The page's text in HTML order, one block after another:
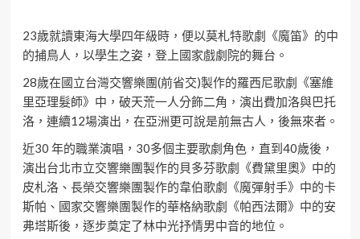
23歲就讀東海大學四年級時，便以莫札特歌劇《魔笛》的中
的捕鳥人，以學生之姿，登上國家戲劇院的舞台。
28歲在國立台灣交響樂團(前省交)製作的羅西尼歌劇《塞維
里亞理髮師》中，破天荒一人分飾二角，演出費加洛與巴托
洛，連續12場演出，在亞洲更可說是前無古人，後無來者。
近30 年的職業演唱，30多個主要歌劇角色，直到40歲後，
演出台北市立交響樂團製作的貝多芬歌劇《費黛里奧》中的
皮札洛、長榮交響樂團製作的韋伯歌劇《魔彈射手》中的卡
斯帕、國家交響樂團製作的華格納歌劇《帕西法爾》中的安
弗塔斯後，逐步奠定了林中光抒情男中音的地位。